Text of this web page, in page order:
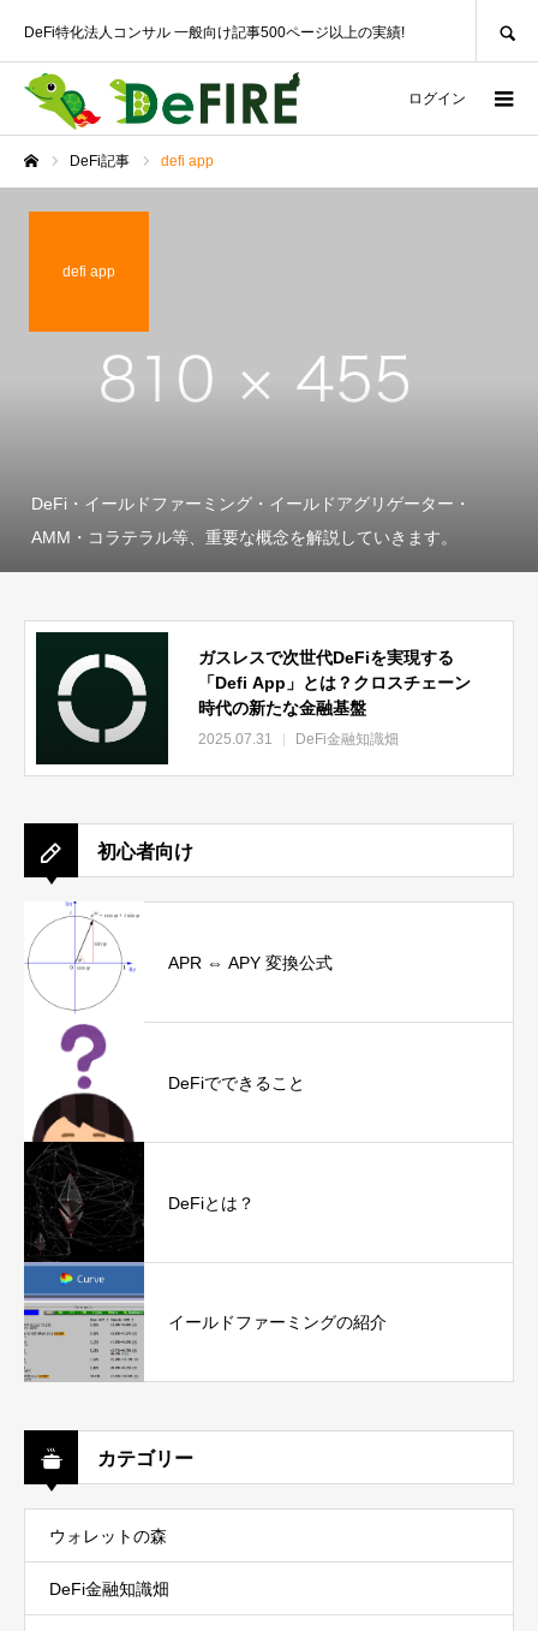
DeFi特化法人コンサル 一般向け記事500ページ以上の実績!
ログイン
DeFi記事 defi app
defi app
DeFi・イールドファーミング・イールドアグリゲーター・
AMM・コラテラル等、重要な概念を解説していきます。
ガスレスで次世代DeFiを実現する
「Defi App」とは？クロスチェーン
時代の新たな金融基盤
2025.07.31 DeFi金融知識畑
初心者向け
APR ⇔ APY 変換公式
DeFiでできること
DeFiとは？
イールドファーミングの紹介
カテゴリー
ウォレットの森
DeFi金融知識畑